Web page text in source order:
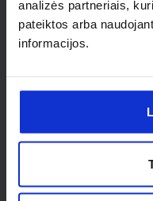
analizės partneriais,
pateiktos arba
informacijos.
Susisiekti